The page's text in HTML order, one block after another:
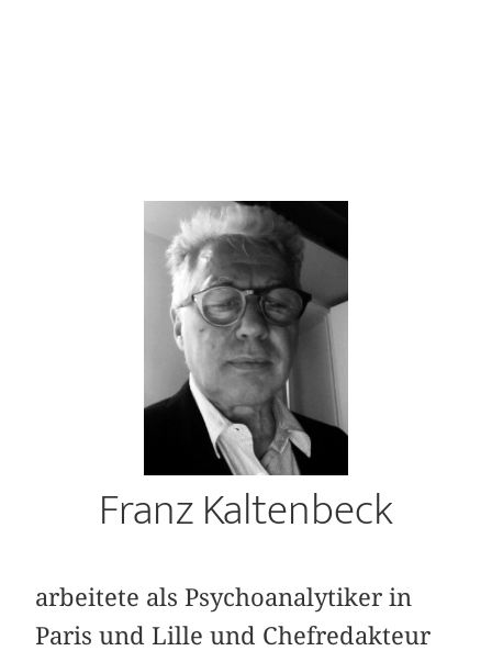
Franz Kaltenbeck
arbeitete als Psychoanalytiker in
Paris und Lille und Chefredakteur